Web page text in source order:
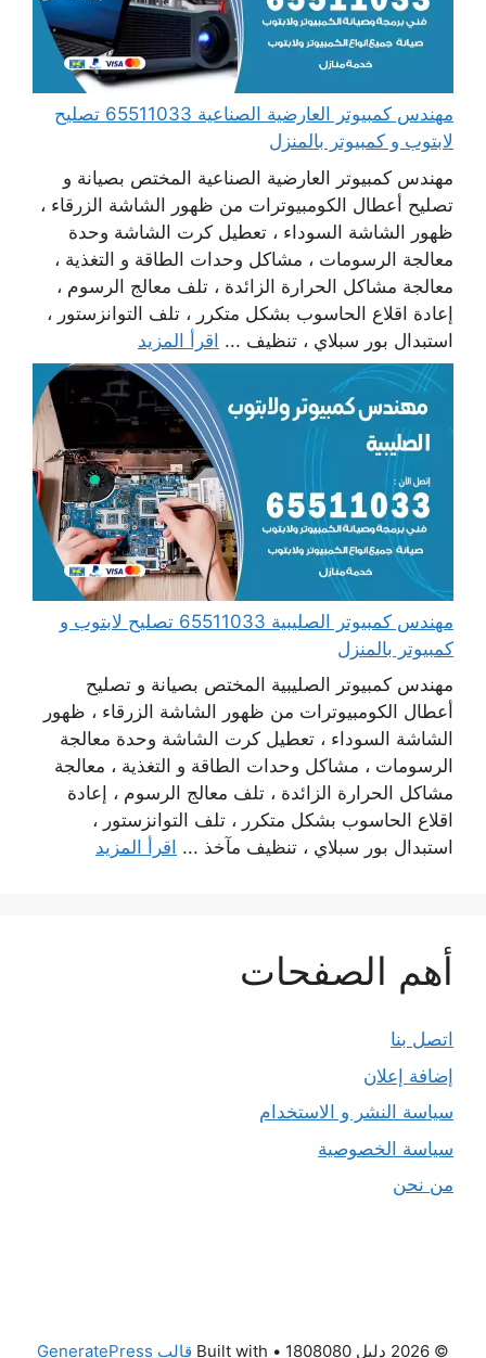
مهندس كمبيوتر العارضية الصناعية 65511033 تصليح
لابتوب و كمبيوتر بالمنزل
مهندس كمبيوتر العارضية الصناعية المختص بصيانة و
تصليح أعطال الكومبيوترات من ظهور الشاشة الزرقاء ،
ظهور الشاشة السوداء ، تعطيل كرت الشاشة وحدة
معالجة الرسومات ، مشاكل وحدات الطاقة و التغذية ،
معالجة مشاكل الحرارة الزائدة ، تلف معالج الرسوم ،
إعادة اقلاع الحاسوب بشكل متكرر ، تلف التوانزستور ،
استبدال بور سبلاي ، تنظيف ... اقرأ المزيد
مهندس كمبيوتر الصليبية 65511033 تصليح لابتوب و
كمبيوتر بالمنزل
مهندس كمبيوتر الصليبية المختص بصيانة و تصليح
أعطال الكومبيوترات من ظهور الشاشة الزرقاء ، ظهور
الشاشة السوداء ، تعطيل كرت الشاشة وحدة معالجة
الرسومات ، مشاكل وحدات الطاقة و التغذية ، معالجة
مشاكل الحرارة الزائدة ، تلف معالج الرسوم ، إعادة
اقلاع الحاسوب بشكل متكرر ، تلف التوانزستور ،
استبدال بور سبلاي ، تنظيف مآخذ ... اقرأ المزيد
أهم الصفحات
اتصل بنا
إضافة إعلان
سياسة النشر و الاستخدام
سياسة الخصوصية
من نحن
© 2026 دليل 1808080 • Built with قالب GeneratePress